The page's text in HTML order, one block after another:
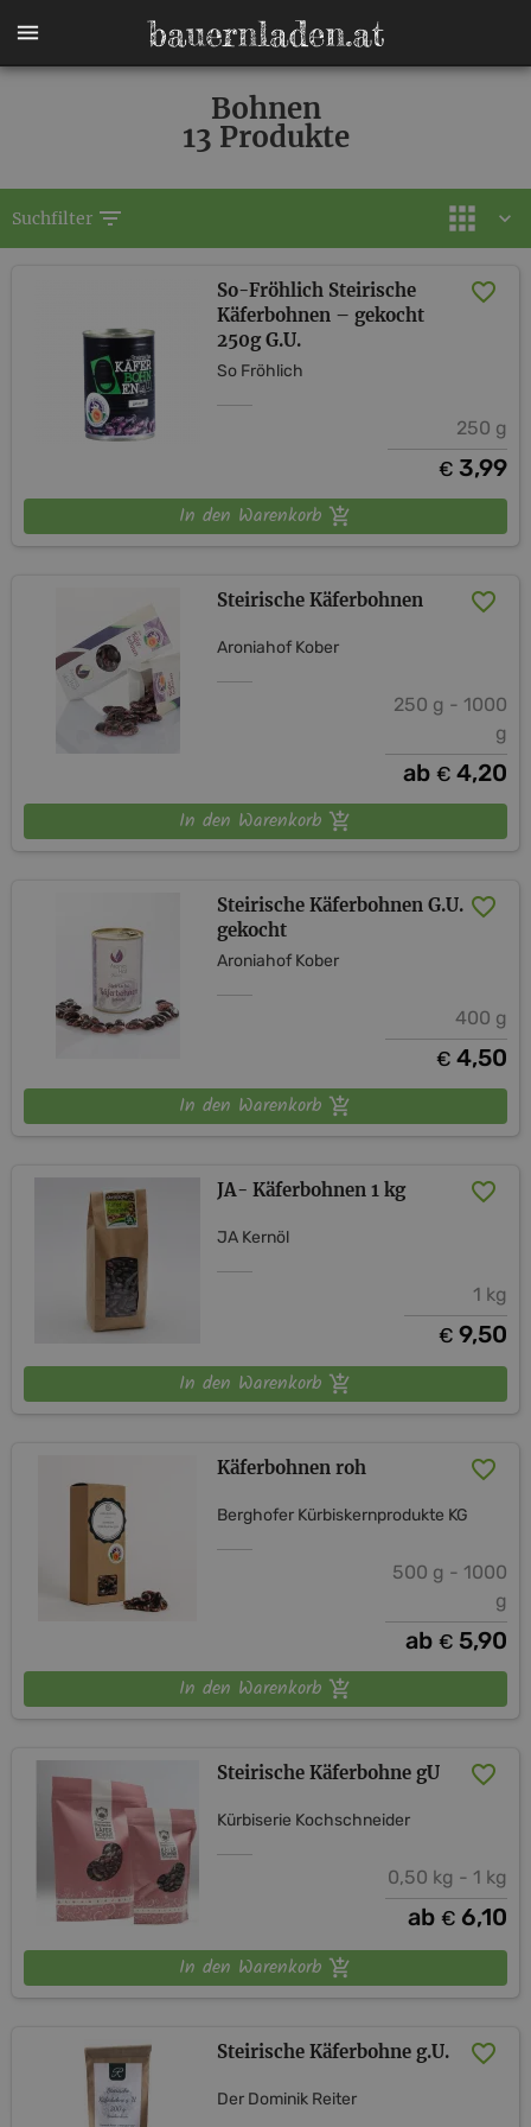
Bohnen
13 Produkte
Suchfilter filter_list
So-Fröhlich Steirische
Käferbohnen – gekocht
250g G.U.
So Fröhlich
250 g
€ 3,99
In den Warenkorb
Steirische Käferbohnen
Aroniahof Kober
250 g - 1000
g
ab € 4,20
In den Warenkorb
Steirische Käferbohnen G.U.
gekocht
Aroniahof Kober
400 g
€ 4,50
In den Warenkorb
JA- Käferbohnen 1 kg
JA Kernöl
1 kg
€ 9,50
In den Warenkorb
Käferbohnen roh
Berghofer Kürbiskernprodukte KG
500 g - 1000
g
ab € 5,90
In den Warenkorb
Steirische Käferbohne gU
Kürbiserie Kochschneider
0,50 kg - 1 kg
ab € 6,10
In den Warenkorb
Steirische Käferbohne g.U.
Der Dominik Reiter